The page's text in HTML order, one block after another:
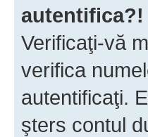
autentifica?!
Verificaţi-vă
verifica
autentificaţi.
şters contul